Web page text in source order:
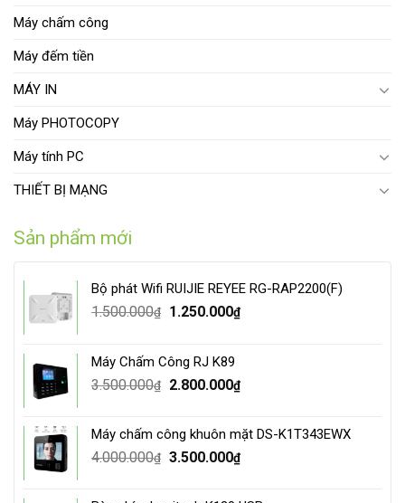
Máy chấm công
Máy đếm tiền
MÁY IN
Máy PHOTOCOPY
Máy tính PC
THIẾT BỊ MẠNG
Sản phẩm mới
Bộ phát Wifi RUIJIE REYEE RG-RAP2200(F)
1.500.000₫
Original
1.500.000₫.
1.250.000₫Current
Máy Chấm Công RJ K89
3.500.000₫
Original
3.500.000₫.
2.800.000₫Current
2.800.000₫.
Máy chấm công khuôn mặt DS-K1T343EWX
4.000.000₫ Original
3.500.000₫Current